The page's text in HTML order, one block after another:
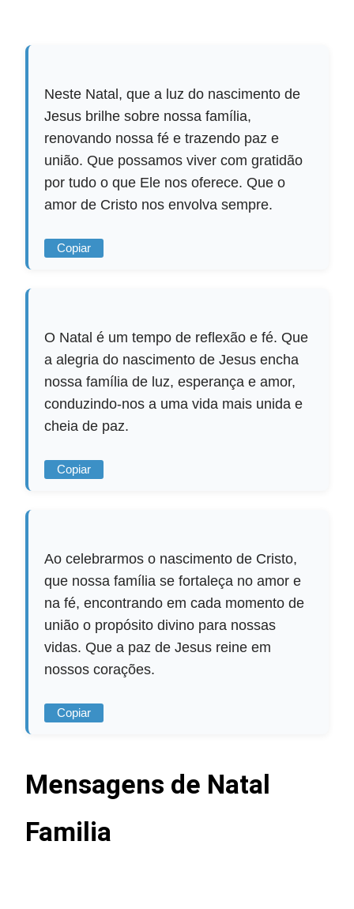
Neste Natal, que a luz do nascimento de
Jesus brilhe sobre nossa família,
renovando nossa fé e trazendo paz e
união. Que possamos viver com gratidão
por tudo o que Ele nos oferece. Que o
amor de Cristo nos envolva sempre.
Copiar
O Natal é um tempo de reflexão e fé. Que
a alegria do nascimento de Jesus encha
nossa família de luz, esperança e amor,
conduzindo-nos a uma vida mais unida e
cheia de paz.
Copiar
Ao celebrarmos o nascimento de Cristo,
que nossa família se fortaleça no amor e
na fé, encontrando em cada momento de
união o propósito divino para nossas
vidas. Que a paz de Jesus reine em
nossos corações.
Copiar
Mensagens de Natal
Familia